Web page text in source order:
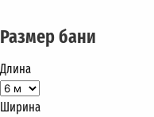
Размер бани
Длина
Ширина